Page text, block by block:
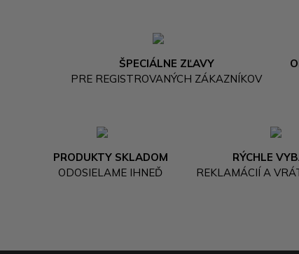
ŠPECIÁLNE ZĽAVY
PRE REGISTROVANÝCH ZÁKAZNÍKOV
PRODUKTY SKLADOM
ODOSIELAME IHNEĎ
RÝCHLE
REKLAMÁCIÍ A